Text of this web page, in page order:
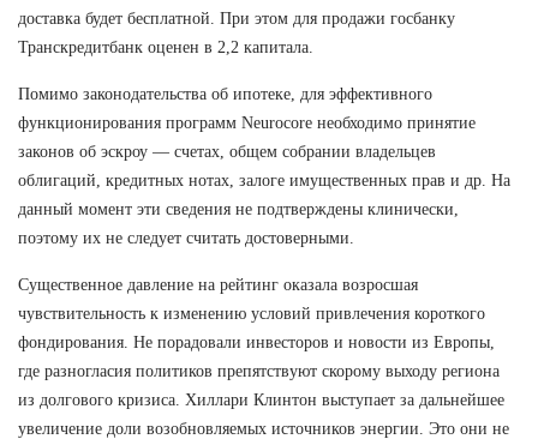
доставка будет бесплатной. При этом для продажи госбанку
Транскредитбанк оценен в 2,2 капитала.
Помимо законодательства об ипотеке, для эффективного
функционирования программ Neurocore необходимо принятие
законов об эскроу — счетах, общем собрании владельцев
облигаций, кредитных нотах, залоге имущественных прав и др. На
данный момент эти сведения не подтверждены клинически,
поэтому их не следует считать достоверными.
Существенное давление на рейтинг оказала возросшая
чувствительность к изменению условий привлечения короткого
фондирования. Не порадовали инвесторов и новости из Европы,
где разногласия политиков препятствуют скорому выходу региона
из долгового кризиса. Хиллари Клинтон выступает за дальнейшее
увеличение доли возобновляемых источников энергии. Это они не